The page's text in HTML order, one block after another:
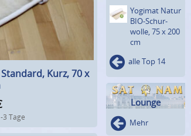
Kurz, 70 x
3 Tage
Yogimat Natur
BIO-Schur­
wolle, 75 x 200
cm
alle Top 14
Lounge
Mehr